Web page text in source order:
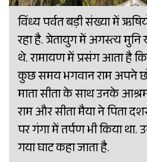
विंध्य पर्वत बड़ी संख्या में
रहा है. त्रेतायुग में अगस्त्य
थे. रामायण में प्रसंग आता है
कुछ समय भगवान राम अपने
माता सीता के साथ उनके
राम और सीता मैया ने पिता
पर गंगा में तर्पण भी किया
गया घाट कहा जाता है.